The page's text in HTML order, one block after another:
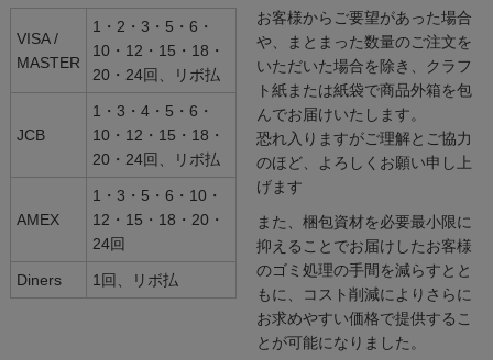
VISA /
MASTER
1・2・3・5・6・
10・12・15・18・
20・24回、リボ払
JCB
1・3・4・5・6・
10・12・15・18・
20・24回、リボ払
AMEX
1・3・5・6・10・
12・15・18・20・
24回
Diners 1回、リボ払
お客様からご要望があった場合
や、まとまった数量のご注文を
いただいた場合を除き、クラフ
ト紙または紙袋で商品外箱を包
んでお届けいたします。
恐れ入りますがご理解とご協力
のほど、よろしくお願い申し上
げます
また、梱包資材を必要最小限に
抑えることでお届けしたお客様
のゴミ処理の手間を減らすとと
もに、コスト削減によりさらに
お求めやすい価格で提供するこ
とが可能になりました。